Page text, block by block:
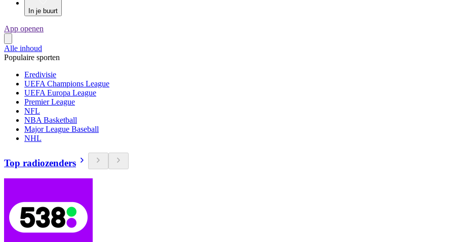
In je buurt
App openen
Alle inhoud
Populaire sporten
Eredivisie
UEFA Champions League
UEFA Europa League
Premier League
NFL
NBA Basketball
Major League Baseball
NHL
Top radiozenders